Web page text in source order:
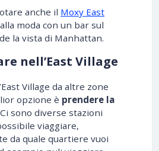
anche il Moxy East
moda con un bar sul
la vista di Manhattan.
nell’East Village
Village da altre zone
opzione è prendere la
sono diverse stazioni
viaggiare,
da quale quartiere vuoi